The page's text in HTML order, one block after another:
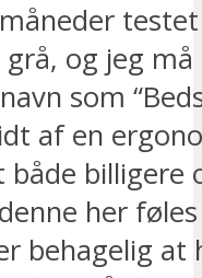
og jeg
som
af en
billigere
her
behagelig at